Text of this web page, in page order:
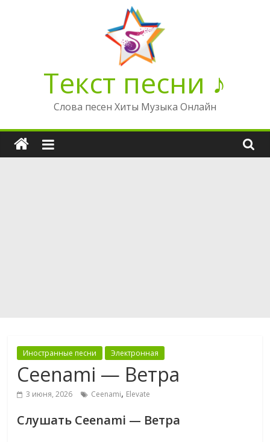
Текст песни ♪
Слова песен Хиты Музыка Онлайн
Иностранные песни Электронная
Ceenami — Ветра
3 июня, 2026 Ceenami, Elevate
Слушать Ceenami — Ветра